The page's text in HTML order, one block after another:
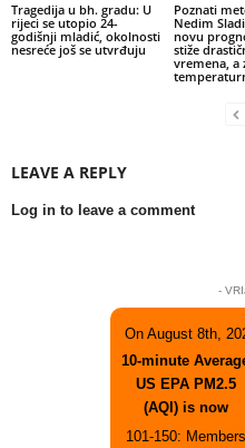
Tragedija u bh. gradu: U
rijeci se utopio 24-
godišnji mladić, okolnosti
nesreće još se utvrđuju
Poznati
Nedim
novu
stiže
vremena, a
LEAVE A REPLY
Log in to leave a comment
-
On August 8th,
10-minute
US EPA PM2.5
(AQI) is now
101-150: